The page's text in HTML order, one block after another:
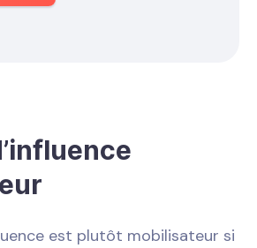
est plutôt mobilisateur si